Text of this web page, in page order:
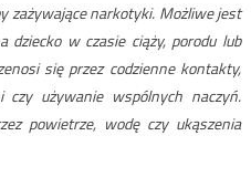
zażywające narkotyki. Możliwe jest
w czasie ciąży, porodu lub
się przez codzienne kontakty,
czy używanie wspólnych naczyń.
powietrze, wodę czy ukąszenia